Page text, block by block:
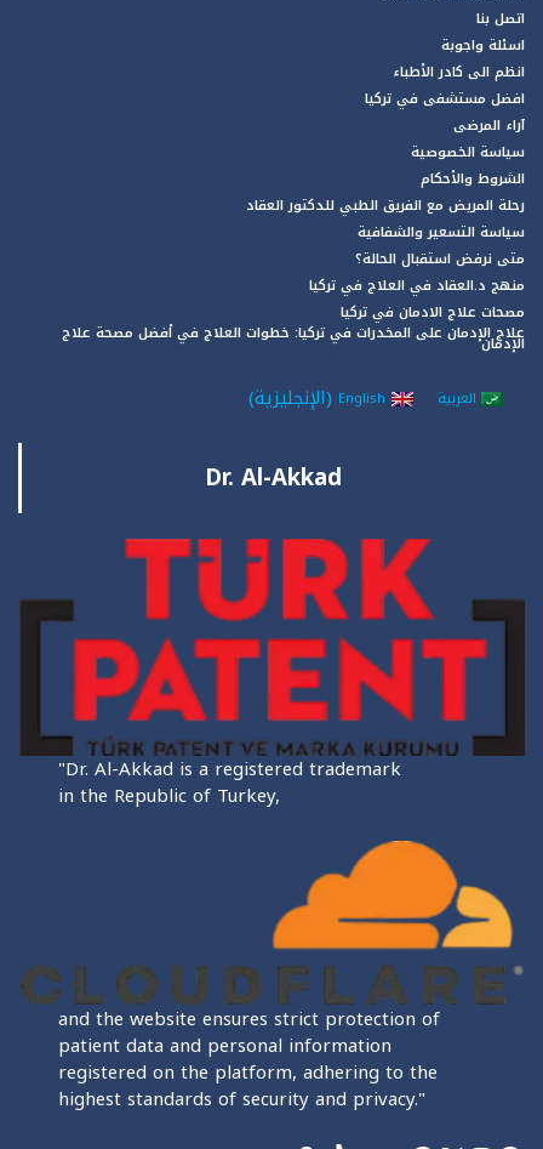
اتصل بنا
اسئلة واجوبة
انظم الى كادر الأطباء
افضل مستشفى في تركيا
آراء المرضى
سياسة الخصوصية
الشروط والأحكام
رحلة المريض مع الفريق الطبي للدكتور العقاد
سياسة التسعير والشفافية
متى نرفض استقبال الحالة؟
منهج د.العقاد في العلاج في تركيا
مصحات علاج الادمان في تركيا
علاج الإدمان على المخدرات في تركيا: خطوات العلاج في أفضل مصحة علاج
الإدمان
العربية English
(الإنجليزية)
Dr. Al-Akkad
"Dr. Al-Akkad is a registered trademark
in the Republic of Turkey,
and the website ensures strict protection of
patient data and personal information
registered on the platform, adhering to the
highest standards of security and privacy."